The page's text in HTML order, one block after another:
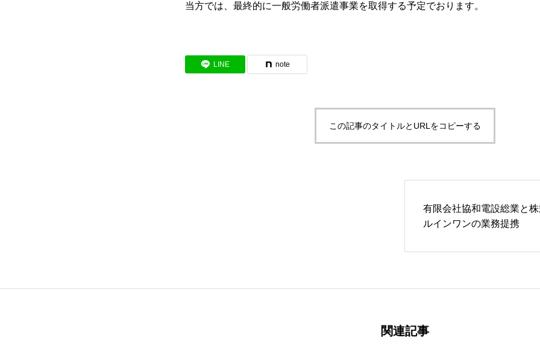
当方では、最終的に一般労働者派遣事業を取得する予定でおります。
LINE note
この記事のタイトルとURLをコピーする
有限会社協和電設総業と
ルインワンの業務提携
関連記事